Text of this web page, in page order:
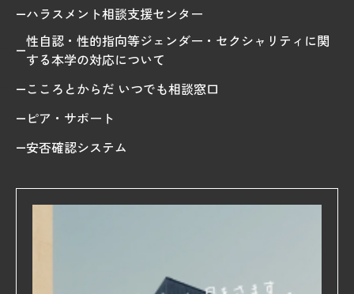
ハラスメント相談支援センター
性自認・性的指向等ジェンダー・セクシャリティに関
する本学の対応について
こころとからだ いつでも相談窓口
ピア・サポート
安否確認システム